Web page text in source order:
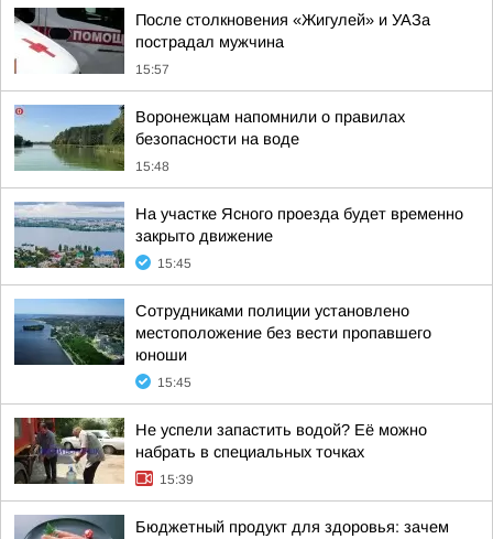
После столкновения «Жигулей» и УАЗа
пострадал мужчина
15:57
Воронежцам напомнили о правилах
безопасности на воде
15:48
На участке Ясного проезда будет временно
закрыто движение
15:45
Сотрудниками полиции установлено
местоположение без вести пропавшего
юноши
15:45
Не успели запастить водой? Её можно
набрать в специальных точках
15:39
Бюджетный продукт для здоровья: зачем